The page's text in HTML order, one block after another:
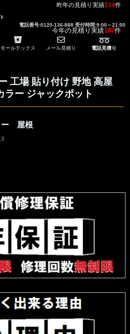
昨年の見積り実績214件
今年の見積り実績187件
電話番号:0120-136-888 受付時間:9:00～21:00
モールテックス メール見積り 電話見積り
工場 貼り付け 野地 高屋
ラー ジャックポット
ー 屋根